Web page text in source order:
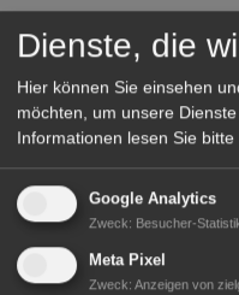
Gärtnerei Hanns
Dienste, die
Hier können Sie einsehen
möchten, um unsere
Informationen lesen Sie bitte
Google Analytics
Zweck: Besucher-
Meta Pixel
Zweck: Anzeigen von